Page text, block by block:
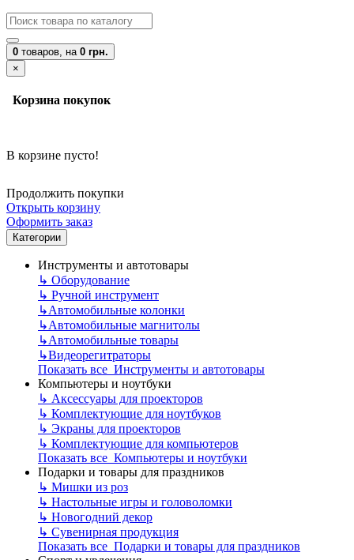
0 товаров, на 0 грн.
×
Корзина покупок
В корзине пусто!
Продолжить покупки
Открыть корзину
Оформить заказ
Категории
Инструменты и автотовары
↳ Оборудование
↳ Ручной инструмент
↳Автомобильные колонки
↳Автомобильные магнитолы
↳Автомобильные товары
↳Видеорегитраторы
Показать все Инструменты и автотовары
Компьютеры и ноутбуки
↳ Аксессуары для проекторов
↳ Комплектующие для ноутбуков
↳ Экраны для проекторов
↳ Комплектующие для компьютеров
Показать все Компьютеры и ноутбуки
Подарки и товары для праздников
↳ Мишки из роз
↳ Настольные игры и головоломки
↳ Новогодний декор
↳ Сувенирная продукция
Показать все Подарки и товары для праздников